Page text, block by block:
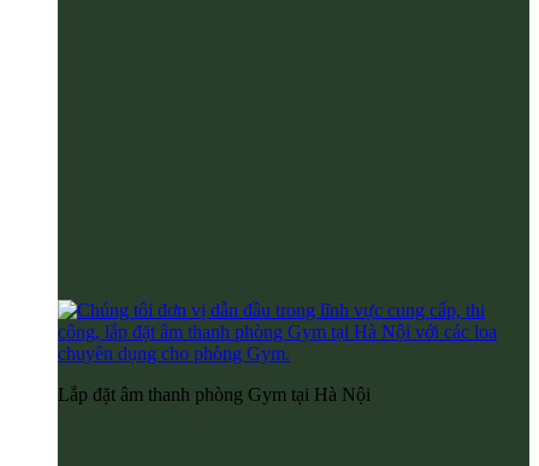
Lắp đặt âm thanh phòng Gym tại Hà Nội